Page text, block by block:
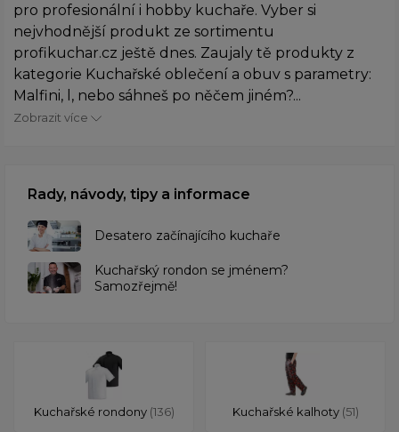
pro profesionální i hobby kuchaře. Vyber si
nejvhodnější produkt ze sortimentu
profikuchar.cz ještě dnes. Zaujaly tě produkty z
kategorie Kuchařské oblečení a obuv s parametry:
Malfini, l, nebo sáhneš po něčem jiném?...
Zobrazit více
Rady, návody, tipy a informace
Desatero začínajícího kuchaře
Kuchařský rondon se jménem?
Samozřejmě!
Kuchařské rondony (136) Kuchařské kalhoty (51)